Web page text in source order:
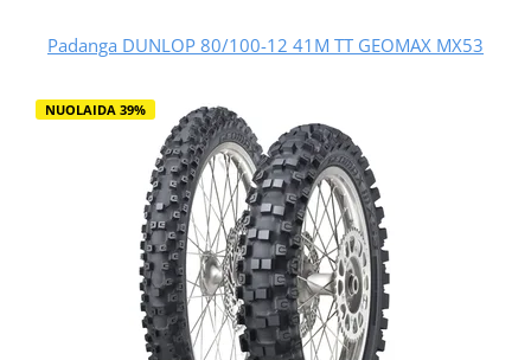
Padanga DUNLOP 80/100-12 41M TT GEOMAX MX53
NUOLAIDA 39%